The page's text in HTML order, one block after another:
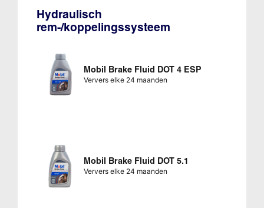
Hydraulisch
rem-/koppelingssysteem
Mobil Brake Fluid DOT 4 ESP
Ververs elke 24 maanden
Mobil Brake Fluid DOT 5.1
Ververs elke 24 maanden